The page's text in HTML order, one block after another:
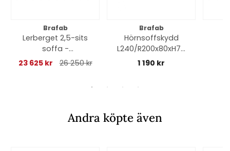
Brafab
Lerberget 2,5-sits
soffa -
antracit/ash dyna
23 625 kr 26 250 kr
Brafab
Hörnsoffskydd
L240/R200x80xH70
cm, andas - svart
1 190 kr
Andra köpte även